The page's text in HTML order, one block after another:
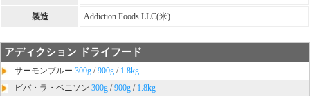
製造 Addiction Foods LLC(米)
アディクション ドライフード
サーモンブルー 300g /900g / 1.8kg
ビバ・ラ・ベニソン 300g /900g / 1.8kg